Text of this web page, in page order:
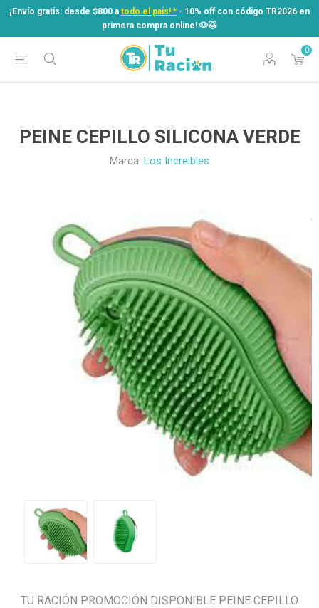
¡Envío gratis: desde $800 a todo el país! * - 10% off con código TR2026 en
primera compra online! ​🐶​🐱
0
¡Envío gratis: desde $800 atodo el país! *
- 10% off con código TR2026 en
primera compra online! ​🐶​🐱
PEINE CEPILLO SILICONA VERDE
Marca: Los Increibles
TU RACIÓN PROMOCIÓN DISPONIBLE PEINE CEPILLO